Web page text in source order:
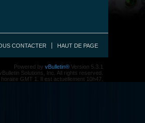
CONTACTER HAUT DE PAGE
Powered by vBulletin® Version 5.3.1
Solutions, Inc. All rights reserved.
GMT 1. Il est actuellement 10h47.